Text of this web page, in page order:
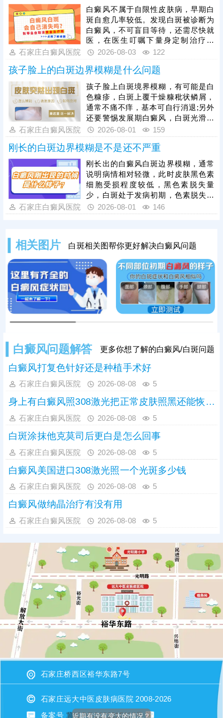
快，安全性高。同时还应加强护理措
施，避免不良因素刺激，防治结合，
二者相辅相成，为白斑复色助力。
白癜风不属于自限性皮肤病，早期白
斑自愈几率较低。发现白斑被诊断为
白癜风，不可盲目等待，还需尽快就
医，在医生叮嘱下量身定制治疗方
案，一人一方，个性化祛白，助力病
光，如美国进口308准分子激光，促
进黑色素细胞恢复活性和正常功能，
令表皮黑色素再生，提升祛白速度。
治疗过程中还需加强护理，避免外界
不良因素刺激，稳定自身免疫，防治
结合，全面令病情好转。
石家庄白癜风医院 2026-08-03 122
孩子脸上的白斑边界模糊是什么问题
孩子脸上白斑境界模糊，有可能是白
色糠疹，白斑上覆干燥糠秕状鳞屑，
通常不痛不痒，基本可自行消退;另外
还要警惕发展期白癜风，白斑光滑平
坦，形状各异，白斑边缘模糊可能伴
随向外扩张、面积变大、颜色更白等
情况。发现孩子脸上有白斑，建议先
做检查，分析白斑是什么，了解白斑
病情。诊断清楚再遵医嘱对症用药，
祛白效果更有保障。
石家庄白癜风医院 2026-08-01 159
刚长的白斑边界模糊是不是还不严重
刚长出的白癜风白斑边界模糊，通常
说明病情相对轻微，此时皮肤黑色素
细胞受损程度较低，黑色素脱失量
少，白斑处于发病初期，色素脱失尚
未完全固化，是治疗的黄金阶段。但
需要注意的是，白癜风并非静止性皮
响，黑色素细胞损伤会持续加重，白
斑边界会逐渐清晰、色素脱失彻底，
白斑面积也会不断扩大、数量增多，
导致病情持续加重，大幅提升治疗难
度。因此，发现初期模糊白斑需高度
重视，务必尽早到正规
石家庄白癜风医院 2026-08-01 146
相关图片 白斑相关图帮你更好解决白癜风问题
白癜风问题解答 更多你想了解的白癜风/白斑问题
白癜风打复色针好还是种植手术好
石家庄白癜风医院 2026-08-08 5
身上有白癜风照308激光把正常皮肤照黑还能恢复吗
石家庄白癜风医院 2026-08-08 5
白斑涂抹他克莫司后更白是怎么回事
石家庄白癜风医院 2026-08-08 5
白癜风美国进口308激光照一个光斑多少钱
石家庄白癜风医院 2026-08-08 5
白癜风做纳晶治疗有没有用
石家庄白癜风医院 2026-08-08 5
石家庄桥西区裕华东路7号
石家庄远大中医皮肤病医院 2008-2026
备案号 冀ICP备2023015620号
近期有没有变大的情况？